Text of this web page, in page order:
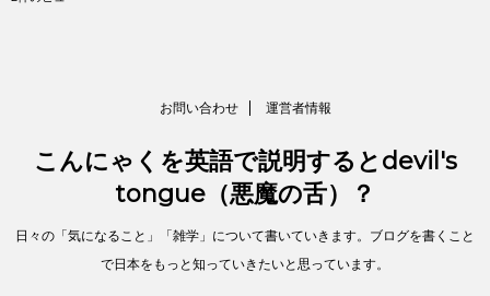
お問い合わせ 運営者情報
こんにゃくを英語で説明するとdevil's
tongue（悪魔の舌）？
日々の「気になること」「雑学」について書いていきます。ブログを書くこと
で日本をもっと知っていきたいと思っています。